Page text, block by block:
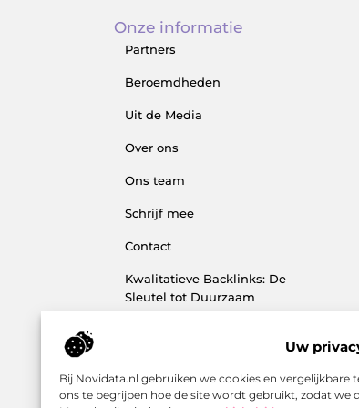
Uw
Bij Novidata.nl gebruiken we cookies en
ons te begrijpen hoe de site wordt gebruikt, zodat we
Onze informatie
Partners
Beroemdheden
Uit de Media
Over ons
Ons team
Schrijf mee
Contact
Kwalitatieve Backlinks: De
Sleutel tot Duurzaam
mogelijkheden en bouw aan
jouw digitale inkomen